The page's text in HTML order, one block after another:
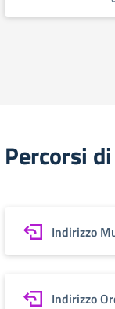
Percorsi
Indirizzo
Indirizzo